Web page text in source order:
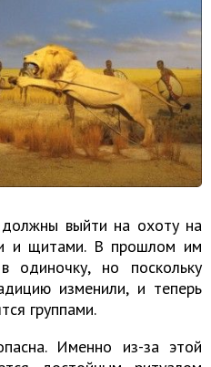
выйти на охоту на
и щитами. В прошлом им
одиночку, но поскольку
изменили, и теперь
группами.
Именно из-за этой